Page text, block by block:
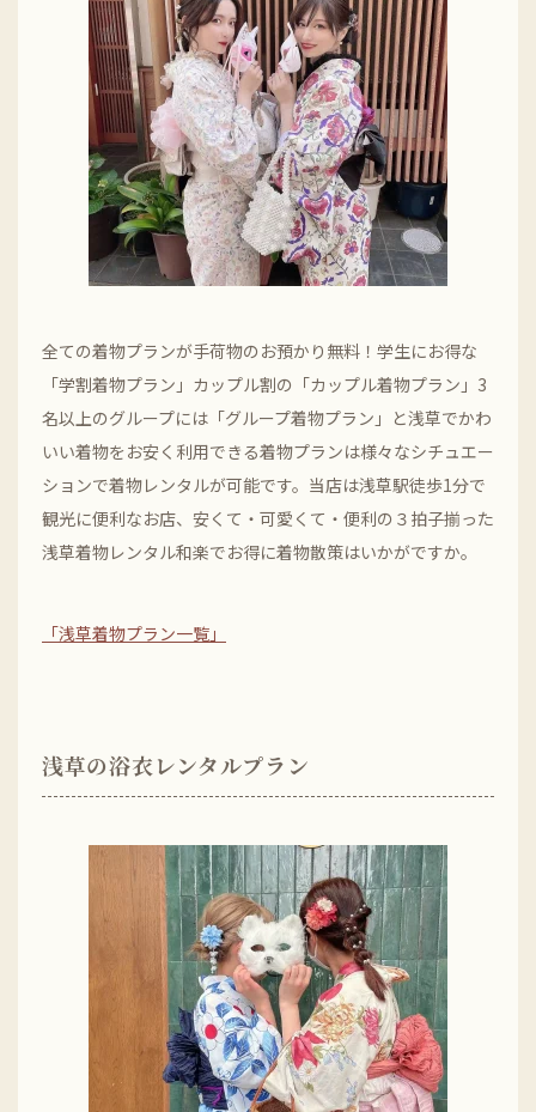
全ての着物プランが手荷物のお預かり無料！学生にお得な
「学割着物プラン」カップル割の「カップル着物プラン」3
名以上のグループには「グループ着物プラン」と浅草でかわ
いい着物をお安く利用できる着物プランは様々なシチュエー
ションで着物レンタルが可能です。当店は浅草駅徒歩1分で
観光に便利なお店、安くて・可愛くて・便利の３拍子揃った
浅草着物レンタル和楽でお得に着物散策はいかがですか。
「浅草着物プラン一覧」
浅草の浴衣レンタルプラン